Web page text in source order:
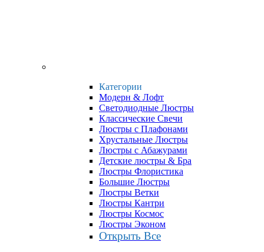
Категории
Модерн & Лофт
Светодиодные Люстры
Классические Свечи
Люстры с Плафонами
Хрустальные Люстры
Люстры с Абажурами
Детские люстры & Бра
Люстры Флористика
Большие Люстры
Люстры Ветки
Люстры Кантри
Люстры Космос
Люстры Эконом
Открыть Все